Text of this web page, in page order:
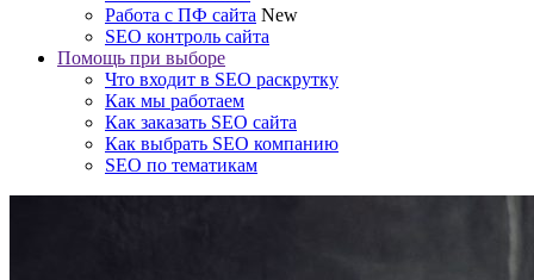
Работа с ПФ сайта New
SEO контроль сайта
Помощь при выборе
Что входит в SEO раскрутку
Как мы работаем
Как заказать SEO сайта
Как выбрать SEO компанию
SEO по тематикам